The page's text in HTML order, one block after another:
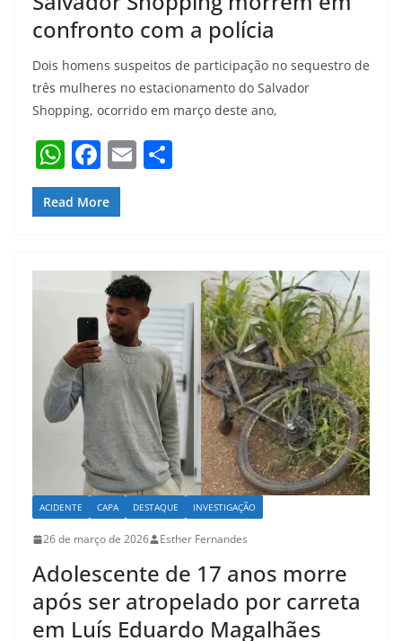
confronto com a polícia
Dois homens suspeitos de participação no sequestro de
três mulheres no estacionamento do Salvador
Shopping, ocorrido em março deste ano,
W
h
at
A
p
F
a
c
b
o
o
k
E
Read More
ACIDENTE CAPA DESTAQUE INVESTIGAÇÃO
26 de março de 2026 Esther Fernandes
Adolescente de 17 anos morre
após ser atropelado por carreta
em Luís Eduardo Magalhães